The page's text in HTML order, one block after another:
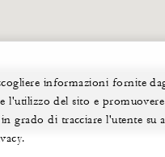
informazioni fornite
l'utilizzo del sito e
grado di tracciare l'utente